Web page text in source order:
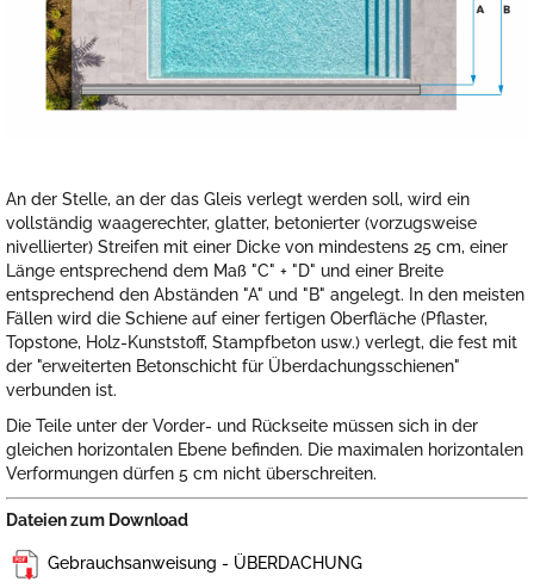
An der Stelle, an der das Gleis verlegt werden soll, wird ein
vollständig waagerechter, glatter, betonierter (vorzugsweise
nivellierter) Streifen mit einer Dicke von mindestens 25 cm, einer
Länge entsprechend dem Maß "C" + "D" und einer Breite
entsprechend den Abständen "A" und "B" angelegt. In den meisten
Fällen wird die Schiene auf einer fertigen Oberfläche (Pflaster,
Topstone, Holz-Kunststoff, Stampfbeton usw.) verlegt, die fest mit
der "erweiterten Betonschicht für Überdachungsschienen"
verbunden ist.
Die Teile unter der Vorder- und Rückseite müssen sich in der
gleichen horizontalen Ebene befinden. Die maximalen horizontalen
Verformungen dürfen 5 cm nicht überschreiten.
Dateien zum Download
Gebrauchsanweisung - ÜBERDACHUNG